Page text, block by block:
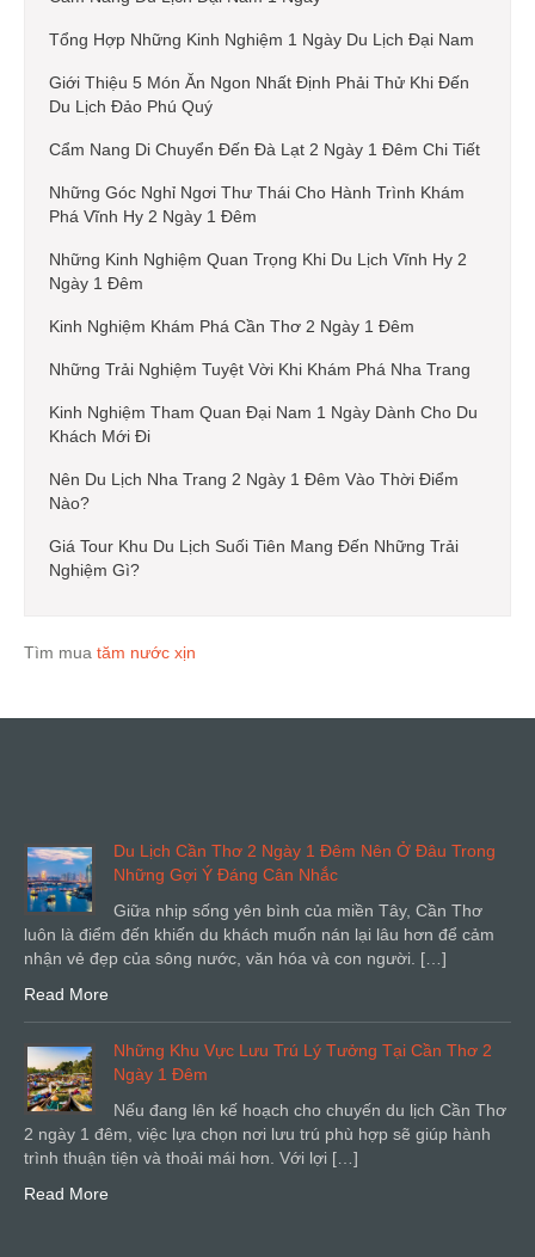
Tổng Hợp Những Kinh Nghiệm 1 Ngày Du Lịch Đại Nam
Giới Thiệu 5 Món Ăn Ngon Nhất Định Phải Thử Khi Đến
Du Lịch Đảo Phú Quý
Cẩm Nang Di Chuyển Đến Đà Lạt 2 Ngày 1 Đêm Chi Tiết
Những Góc Nghỉ Ngơi Thư Thái Cho Hành Trình Khám
Phá Vĩnh Hy 2 Ngày 1 Đêm
Những Kinh Nghiệm Quan Trọng Khi Du Lịch Vĩnh Hy 2
Ngày 1 Đêm
Kinh Nghiệm Khám Phá Cần Thơ 2 Ngày 1 Đêm
Những Trải Nghiệm Tuyệt Vời Khi Khám Phá Nha Trang
Kinh Nghiệm Tham Quan Đại Nam 1 Ngày Dành Cho Du
Khách Mới Đi
Nên Du Lịch Nha Trang 2 Ngày 1 Đêm Vào Thời Điểm
Nào?
Giá Tour Khu Du Lịch Suối Tiên Mang Đến Những Trải
Nghiệm Gì?
Tìm mua tăm nước xịn
Du Lịch Cần Thơ 2 Ngày 1 Đêm Nên Ở Đâu Trong
Những Gợi Ý Đáng Cân Nhắc
Giữa nhịp sống yên bình của miền Tây, Cần Thơ
luôn là điểm đến khiến du khách muốn nán lại lâu hơn để cảm
nhận vẻ đẹp của sông nước, văn hóa và con người. […]
Read More
Những Khu Vực Lưu Trú Lý Tưởng Tại Cần Thơ 2
Ngày 1 Đêm
Nếu đang lên kế hoạch cho chuyến du lịch Cần Thơ
2 ngày 1 đêm, việc lựa chọn nơi lưu trú phù hợp sẽ giúp hành
trình thuận tiện và thoải mái hơn. Với lợi […]
Read More